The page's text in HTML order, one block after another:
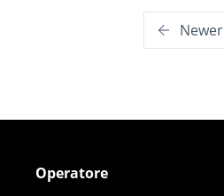
Newer
Operatore